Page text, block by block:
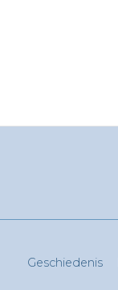
Geschiedenis